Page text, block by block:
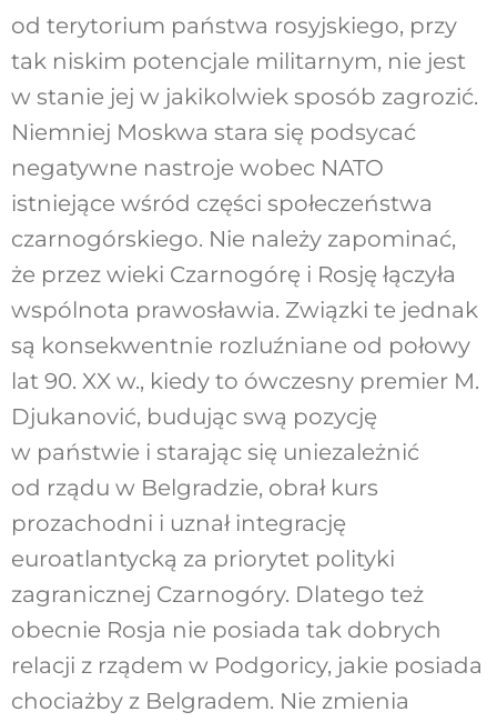
od terytorium państwa rosyjskiego, przy
tak niskim potencjale militarnym, nie jest
w stanie jej w jakikolwiek sposób zagrozić.
Niemniej Moskwa stara się podsycać
negatywne nastroje wobec NATO
istniejące wśród części społeczeństwa
czarnogórskiego. Nie należy zapominać,
że przez wieki Czarnogórę i Rosję łączyła
wspólnota prawosławia. Związki te jednak
są konsekwentnie rozluźniane od połowy
lat 90. XX w., kiedy to ówczesny premier M.
Djukanović, budując swą pozycję
w państwie i starając się uniezależnić
od rządu w Belgradzie, obrał kurs
prozachodni i uznał integrację
euroatlantycką za priorytet polityki
zagranicznej Czarnogóry. Dlatego też
obecnie Rosja nie posiada tak dobrych
relacji z rządem w Podgoricy, jakie posiada
chociażby z Belgradem. Nie zmienia